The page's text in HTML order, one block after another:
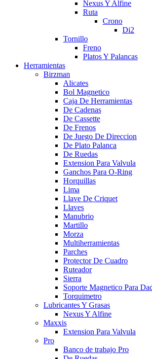
Nexus Y Alfine
Ruta
Crono
Di2
Tornillo
Freno
Platos Y Palancas
Herramientas
Birzman
Alicates
Bol Magnetico
Caja De Herramientas
De Cadenas
De Cassette
De Frenos
De Juego De Direccion
De Plato Palanca
De Ruedas
Extension Para Valvula
Ganchos Para O-Ring
Horquillas
Lima
Llave De Criquet
Llaves
Manubrio
Martillo
Morza
Multiherramientas
Parches
Protector De Cuadro
Ruteador
Sierra
Soporte Magnetico Para
Torquimetro
Lubricantes Y Grasas
Nexus Y Alfine
Maxxis
Extension Para Valvula
Pro
Banco de trabajo Pro